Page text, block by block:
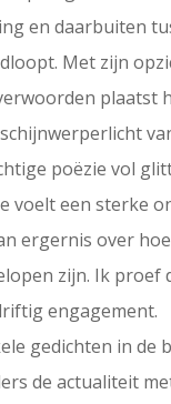
en daarbuiten
Met zijn
plaatst
poëzie vol
voelt een sterke
ergernis over
zijn. Ik proef
engagement.
gedichten in de
de actualiteit